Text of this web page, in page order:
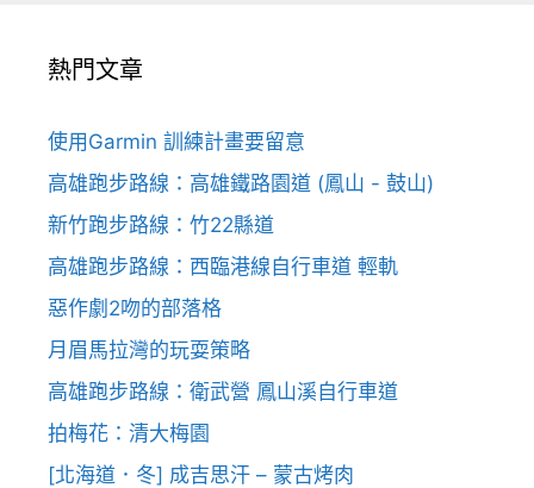
熱門文章
使用Garmin 訓練計畫要留意
高雄跑步路線：高雄鐵路園道 (鳳山 - 鼓山)
新竹跑步路線：竹22縣道
高雄跑步路線：西臨港線自行車道 輕軌
惡作劇2吻的部落格
月眉馬拉灣的玩耍策略
高雄跑步路線：衛武營 鳳山溪自行車道
拍梅花：清大梅園
[北海道．冬] 成吉思汗 – 蒙古烤肉